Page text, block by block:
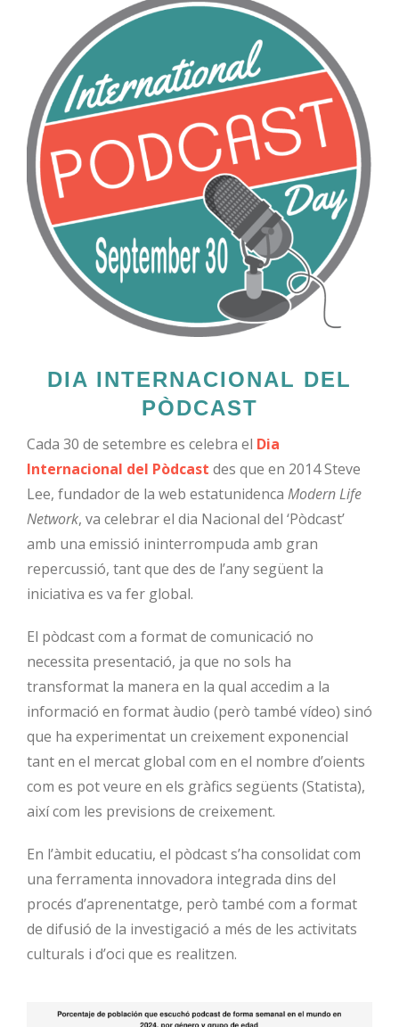
DIA INTERNACIONAL DEL
PÒDCAST
Cada 30 de setembre es celebra el Dia
Internacional del Pòdcast des que en 2014 Steve
Lee, fundador de la web estatunidenca Modern Life
Network, va celebrar el dia Nacional del ‘Pòdcast’
amb una emissió ininterrompuda amb gran
repercussió, tant que des de l’any següent la
iniciativa es va fer global.
El pòdcast com a format de comunicació no
necessita presentació, ja que no sols ha
transformat la manera en la qual accedim a la
informació en format àudio (però també vídeo) sinó
que ha experimentat un creixement exponencial
tant en el mercat global com en el nombre d’oients
com es pot veure en els gràfics següents (Statista),
així com les previsions de creixement.
En l’àmbit educatiu, el pòdcast s’ha consolidat com
una ferramenta innovadora integrada dins del
procés d’aprenentatge, però també com a format
de difusió de la investigació a més de les activitats
culturals i d’oci que es realitzen.